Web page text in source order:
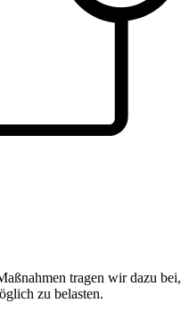
tragen wir dazu bei,
zu belasten.